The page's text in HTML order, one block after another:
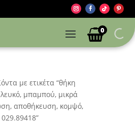
0
με ετικέτα “θήκη
μπαμπού, μικρά
αποθήκευση, κομψό,